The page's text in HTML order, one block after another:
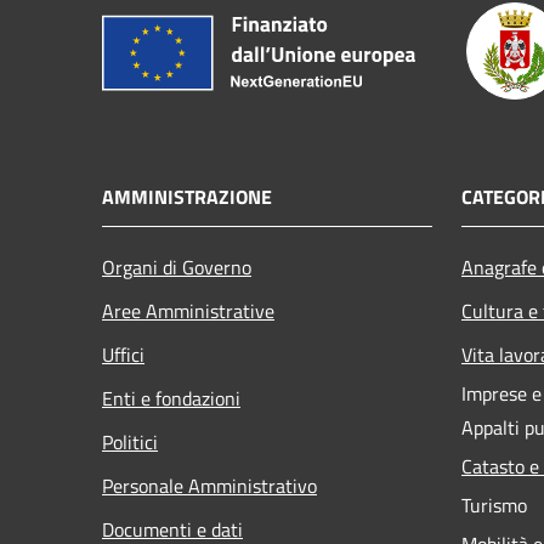
AMMINISTRAZIONE
Organi di Governo
Aree Amministrative
Uffici
Enti e fondazioni
Politici
Personale Amministrativo
Documenti e dati
Cultura
Vita
Imprese
Appalti
Catasto
Turismo